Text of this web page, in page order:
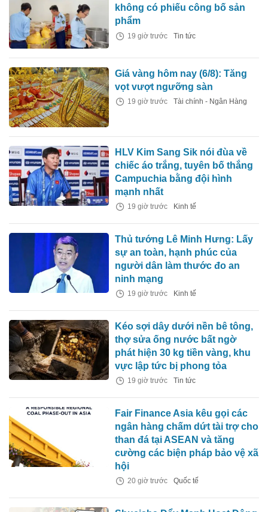
không có phiếu công bố sản
phẩm
19 giờ trước Tin tức
Giá vàng hôm nay (6/8): Tăng
vọt vượt ngưỡng sàn
19 giờ trước Tài chính - Ngân Hàng
HLV Kim Sang Sik nói đùa về
chiếc áo trắng, tuyên bố thắng
Campuchia bằng đội hình
mạnh nhất
19 giờ trước Kinh tế
Thủ tướng Lê Minh Hưng: Lấy
sự an toàn, hạnh phúc của
người dân làm thước đo an
ninh mạng
19 giờ trước Kinh tế
Kéo sợi dây dưới nền bê tông,
thợ sửa ống nước bất ngờ
phát hiện 30 kg tiền vàng, khu
vực lập tức bị phong tỏa
19 giờ trước Tin tức
Fair Finance Asia kêu gọi các
ngân hàng chấm dứt tài trợ cho
than đá tại ASEAN và tăng
cường các biện pháp bảo vệ xã
hội
20 giờ trước Quốc tế